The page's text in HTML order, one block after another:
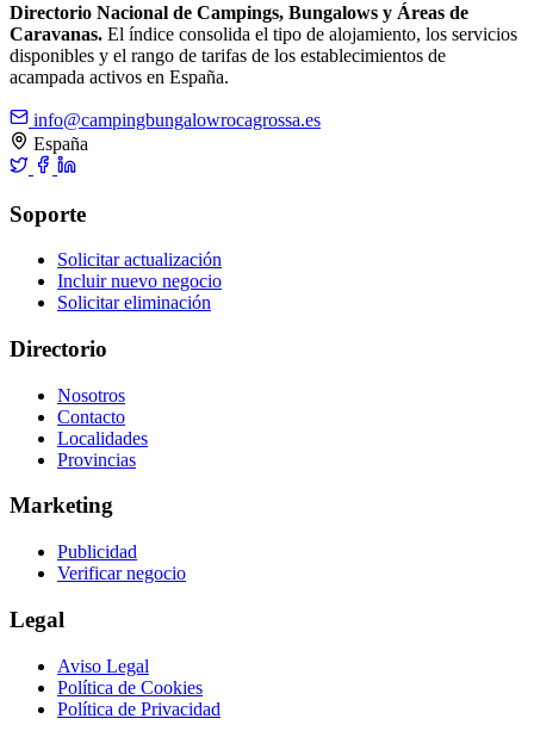
Directorio Nacional de Campings, Bungalows y Áreas de
Caravanas. El índice consolida el tipo de alojamiento, los servicios
disponibles y el rango de tarifas de los establecimientos de
acampada activos en España.
info@campingbungalowrocagrossa.es
España
Soporte
Solicitar actualización
Incluir nuevo negocio
Solicitar eliminación
Directorio
Nosotros
Contacto
Localidades
Provincias
Marketing
Publicidad
Verificar negocio
Legal
Aviso Legal
Política de Cookies
Política de Privacidad